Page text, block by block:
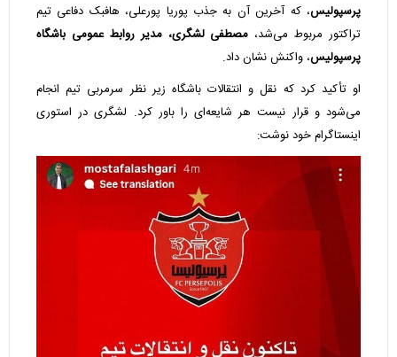
پرسپولیس، که آخرین آن به جذب پوریا پورعلی، هافبک دفاعی تیم
تراکتور مربوط می‌شد، مصطفی لشگری، مدیر روابط عمومی باشگاه
پرسپولیس، واکنش نشان داد.
او تأکید کرد که نقل و انتقالات باشگاه زیر نظر سرمربی تیم انجام
می‌شود و قرار نیست هر شایعه‌ای را باور کرد. لشگری در استوری
اینستاگرام خود نوشت: